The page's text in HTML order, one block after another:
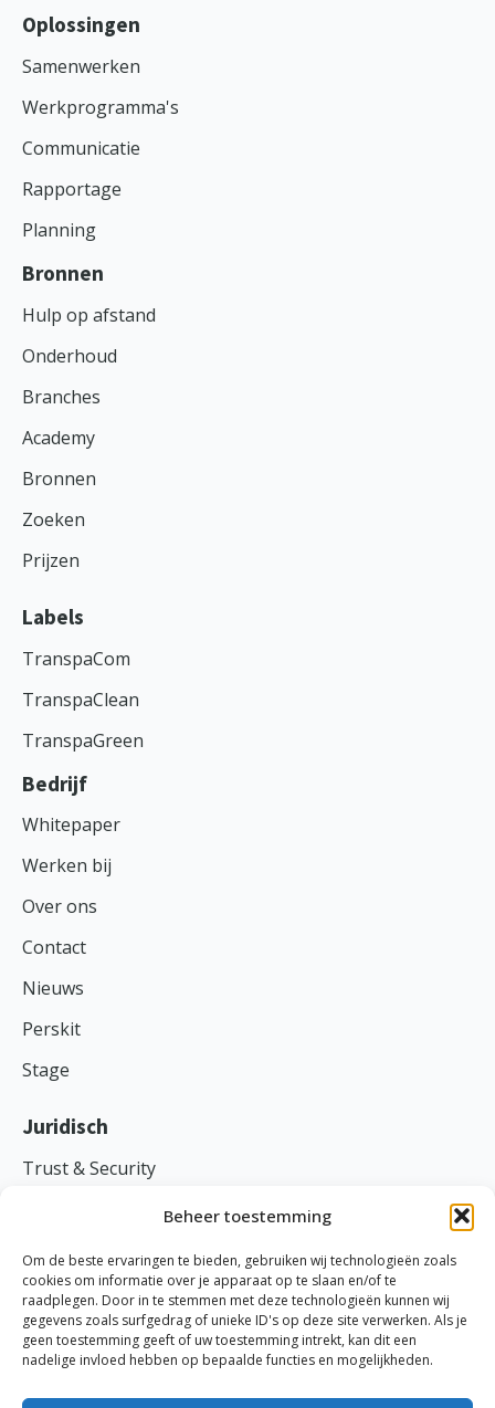
Beheer toestemming
Om de beste ervaringen te bieden, gebruiken wij technologieën zoals
cookies om informatie over je apparaat op te slaan en/of te
raadplegen. Door in te stemmen met deze technologieën kunnen wij
gegevens zoals surfgedrag of unieke ID's op deze site verwerken. Als je
geen toestemming geeft of uw toestemming intrekt, kan dit een
nadelige invloed hebben op bepaalde functies en mogelijkheden.
Oplossingen
Samenwerken
Werkprogramma's
Communicatie
Rapportage
Planning
Bronnen
Hulp op afstand
Onderhoud
Branches
Academy
Bronnen
Zoeken
Prijzen
Labels
TranspaCom
TranspaClean
TranspaGreen
Bedrijf
Whitepaper
Werken bij
Over ons
Contact
Nieuws
Perskit
Stage
Juridisch
Trust & Security
Privacy
TranspaClean © 2026
KVK: 69870691 | BTW: NL858045734B01